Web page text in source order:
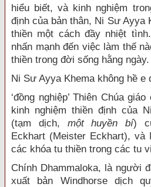
hiểu biết, và kinh nghiệm
định của bản thân, Ni Sư Ayya
thiền một cách đầy nhiệt
nhấn mạnh đến việc làm thế
thiền trong đời sống hằng ngày.
Ni Sư Ayya Khema không hề
‘đồng nghiệp’ Thiên Chúa
kinh nghiệm thiền định của
(tạm dịch, một huyền bí)
Eckhart (Meister Eckhart),
các khóa tu thiền trong các tu
Chính Dhammaloka, là người
xuất bản Windhorse dịch